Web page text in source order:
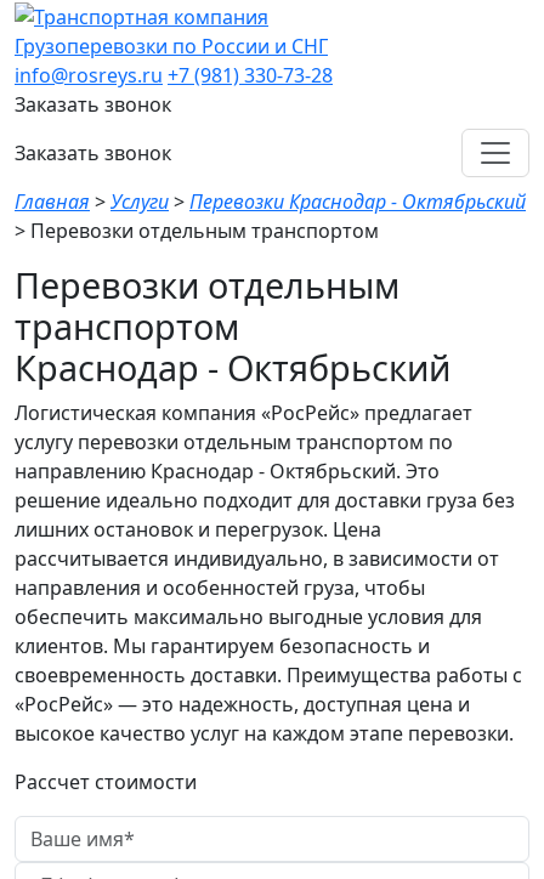
Грузоперевозки по России и СНГ
info@rosreys.ru +7 (981) 330-73-28
Заказать звонок
Заказать звонок
Главная >Услуги>Перевозки Краснодар - Октябрьский
> Перевозки отдельным транспортом
Перевозки отдельным
транспортом
Краснодар - Октябрьский
Логистическая компания «РосРейс» предлагает
услугу перевозки отдельным транспортом по
направлению Краснодар - Октябрьский. Это
решение идеально подходит для доставки груза без
лишних остановок и перегрузок. Цена
рассчитывается индивидуально, в зависимости от
направления и особенностей груза, чтобы
обеспечить максимально выгодные условия для
клиентов. Мы гарантируем безопасность и
своевременность доставки. Преимущества работы с
«РосРейс» — это надежность, доступная цена и
высокое качество услуг на каждом этапе перевозки.
Рассчет стоимости